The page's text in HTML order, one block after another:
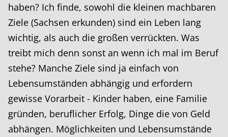
haben? Ich finde, sowohl die kleinen machbaren
Ziele (Sachsen erkunden) sind ein Leben lang
wichtig, als auch die großen verrückten. Was
treibt mich denn sonst an wenn ich mal im Beruf
stehe? Manche Ziele sind ja einfach von
Lebensumständen abhängig und erfordern
gewisse Vorarbeit - Kinder haben, eine Familie
gründen, beruflicher Erfolg, Dinge die von Geld
abhängen. Möglichkeiten und Lebensumstände